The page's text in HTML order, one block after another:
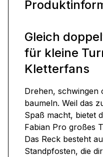
Gleich
für kleine
Kletterfans
Drehen,
baumeln. Weil das
Spaß macht, bietet
Fabian Pro großes
Das Reck besteht
Standpfosten, die